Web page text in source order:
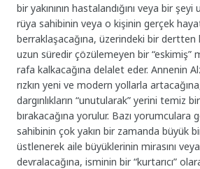
bir yakınının hastalandığını veya bir
rüya sahibinin veya o kişinin gerçek
berraklaşacağına, üzerindeki bir dertten
uzun süredir çözülemeyen bir “eskimiş”
rafa kalkacağına delalet eder. Annenin
rızkın yeni ve modern yollarla
dargınlıkların “unutularak” yerini temiz
bırakacağına yorulur. Bazı yorumculara
sahibinin çok yakın bir zamanda büyük
üstlenerek aile büyüklerinin mirasını
devralacağına, isminin bir “kurtarıcı”